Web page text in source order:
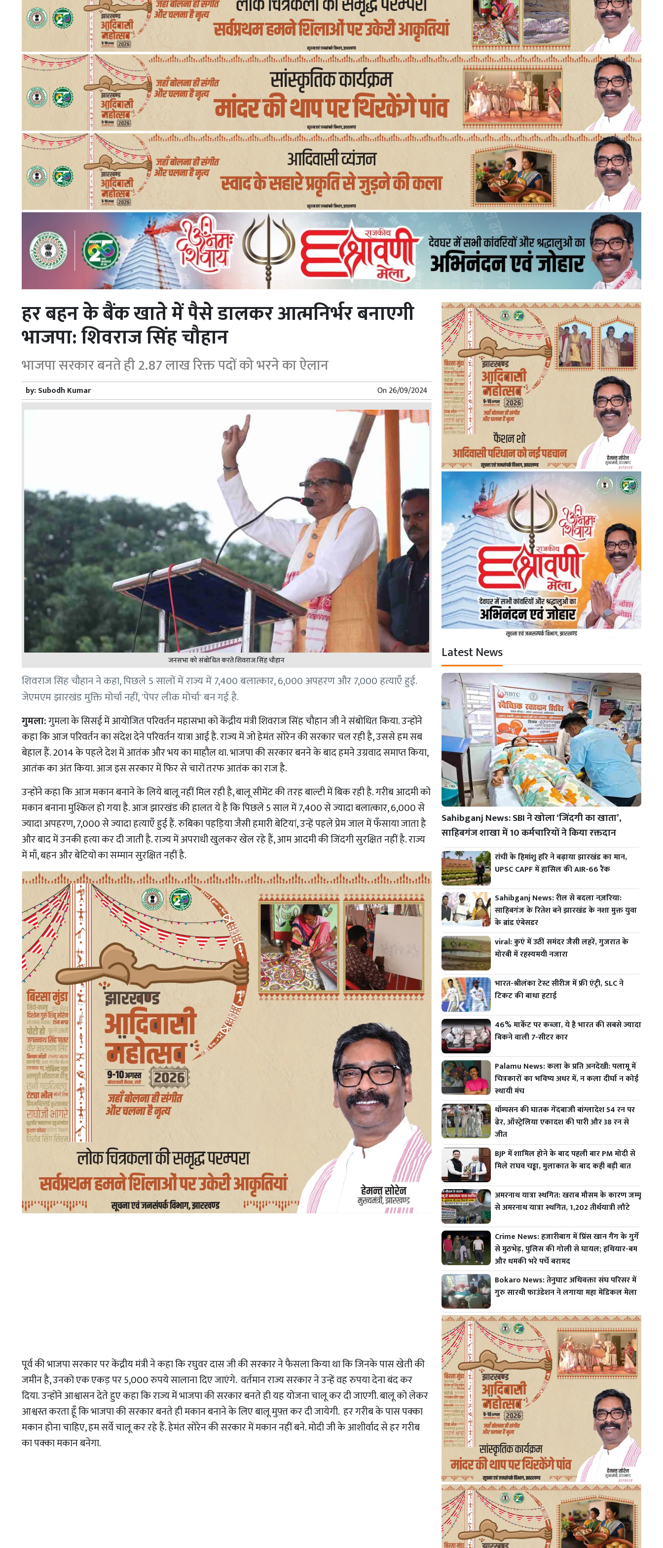
हर बहन के बैंक खाते में पैसे डालकर आत्मनिर्भर बनाएगी
भाजपा: शिवराज सिंह चौहान
भाजपा सरकार बनते ही 2.87 लाख रिक्त पदों को भरने का ऐलान
by:Subodh Kumar On26/09/2024
जनसभा को संबोधित करते शिवराज सिंह चौहान
शिवराज सिंह चौहान ने कहा, पिछले 5 सालों में राज्य में 7,400 बलात्कार, 6,000 अपहरण और 7,000 हत्याएँ हुई.
जेएमएम झारखंड मुक्ति मोर्चा नहीं, 'पेपर लीक मोर्चा' बन गई है.
गुमला:गुमला के सिसई में आयोजित परिवर्तन महासभा को केंद्रीय मंत्री शिवराज सिंह चौहान जी ने संबोधित किया. उन्होंने
कहा कि आज परिवर्तन का संदेश देने परिवर्तन यात्रा आई है. राज्य में जो हेमंत सोरेन की सरकार चल रही है, उससे हम सब
बेहाल हैं. 2014 के पहले देश में आतंक और भय का माहौल था. भाजपा की सरकार बनने के बाद हमने उग्रवाद समाप्त किया,
आतंक का अंत किया. आज इस सरकार में फिर से चारों तरफ आतंक का राज है.
उन्होंने कहा कि आज मकान बनाने के लिये बालू नहीं मिल रही है, बालू सीमेंट की तरह बाल्टी में बिक रही है. गरीब आदमी को
मकान बनाना मुश्किल हो गया है. आज झारखंड की हालत ये है कि पिछले 5 साल में 7,400 से ज्यादा बलात्कार, 6,000 से
ज्यादा अपहरण, 7,000 से ज्यादा हत्याएँ हुई हैं. रुबिका पहड़िया जैसी हमारी बेटियां, उन्हें पहले प्रेम जाल में फँसाया जाता है
और बाद में उनकी हत्या कर दी जाती है. राज्य में अपराधी खुलकर खेल रहे हैं, आम आदमी की जिंदगी सुरक्षित नहीं है. राज्य
में माँ, बहन और बेटियों का सम्मान सुरक्षित नहीं है.
पूर्व की भाजपा सरकार पर केंद्रीय मंत्री ने कहा कि रघुवर दास जी की सरकार ने फैसला किया था कि जिनके पास खेती की
जमीन है, उनको एक एकड़ पर 5,000 रुपये सालाना दिए जाएंगे. वर्तमान राज्य सरकार ने उन्हें वह रुपया देना बंद कर
दिया. उन्होंने आश्वासन देते हुए कहा कि राज्य में भाजपा की सरकार बनते ही यह योजना चालू कर दी जाएगी. बालू को लेकर
आश्वस्त करता हूँ कि भाजपा की सरकार बनते ही मकान बनाने के लिए बालू मुफ़्त कर दी जायेगी. हर गरीब के पास पक्का
मकान होना चाहिए, हम सर्वे चालू कर रहे हैं. हेमंत सोरेन की सरकार में मकान नहीं बने. मोदी जी के आशीर्वाद से हर गरीब
का पक्का मकान बनेगा.
Latest News
Sahibganj News: SBI ने खोला ‘जिंदगी का खाता’,
साहिबगंज शाखा में 10 कर्मचारियों ने किया रक्तदान
रांची के हिमांशु हरि ने बढ़ाया झारखंड का मान,
UPSC CAPF में हासिल की AIR-66 रैंक
Sahibganj News: रील से बदला नज़रिया:
साहिबगंज के रितेश बने झारखंड के नशा मुक्त युवा
के ब्रांड एंबेसडर
viral: कुएं में उठीं समंदर जैसी लहरें, गुजरात के
मोरबी में रहस्यमयी नजारा
भारत-श्रीलंका टेस्ट सीरीज में फ्री एंट्री, SLC ने
टिकट की बाधा हटाई
46% मार्केट पर कब्जा, ये है भारत की सबसे ज्यादा
बिकने वाली 7-सीटर कार
Palamu News: कला के प्रति अनदेखी: पलामू में
चित्रकारों का भविष्य अधर में, न कला दीर्घा न कोई
स्थायी मंच
थॉम्पसन की घातक गेंदबाजी बांग्लादेश 54 रन पर
ढेर, ऑस्ट्रेलिया एकादश की पारी और 38 रन से
जीत
BJP में शामिल होने के बाद पहली बार PM मोदी से
मिले राघव चड्ढा, मुलाकात के बाद कही बड़ी बात
अमरनाथ यात्रा स्थगित: खराब मौसम के कारण जम्मू
से अमरनाथ यात्रा स्थगित, 1,202 तीर्थयात्री लौटे
Crime News: हजारीबाग में प्रिंस खान गैंग के गुर्गे
से मुठभेड़, पुलिस की गोली से घायल; हथियार-बम
और धमकी भरे पर्चे बरामद
Bokaro News: तेनुघाट अधिवक्ता संघ परिसर में
गुरु सारथी फाउंडेशन ने लगाया महा मेडिकल मेला